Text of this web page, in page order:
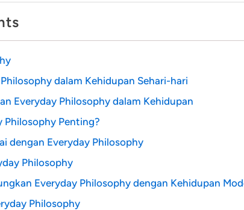
dalam Kehidupan Sehari-hari
Everyday Philosophy dalam Kehidupan
Philosophy Penting?
dengan Everyday Philosophy
Philosophy
Everyday Philosophy dengan Kehidupan
Philosophy